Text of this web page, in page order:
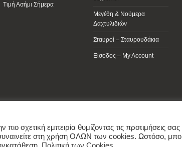
Τιμή Ασήμι Σήμερα
Μεγέθη & Νούμερα
Δαχτυλιδιών
Σταυροί – Σταυρουδάκια
Είσοδος – My Account
σχετική εμπειρία θυμίζοντας τις προτιμήσεις σας
στη χρήση ΟΛΩΝ των cookies. Ωστόσο,